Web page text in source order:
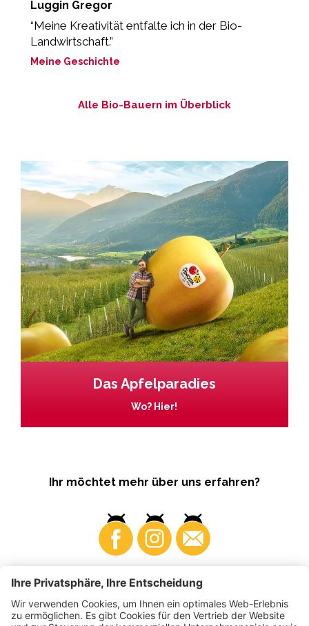
Luggin Gregor
“Meine Kreativität entfalte ich in der Bio-
Landwirtschaft.”
Meine Geschichte
Alle Bio-Bauern im Überblick
Das Apfelparadies
Wo? Hier!
Ihr möchtet mehr über uns erfahren?
Business Produzenten